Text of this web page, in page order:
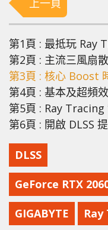
上一頁
第1頁 : 最抵玩 Ray
第2頁 : 主流三風扇
第3頁 : 核心 Boost
第4頁 : 基本及超頻
第5頁 : Ray Tracing
第6頁 : 開啟 DLSS
DLSS
GeForce RTX
GIGABYTE Ray